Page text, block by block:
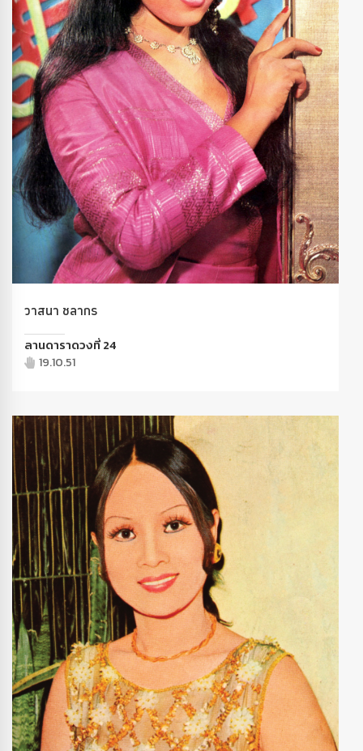
วาสนา ชลากร
ลานดาราดวงที่ 24
19.10.51